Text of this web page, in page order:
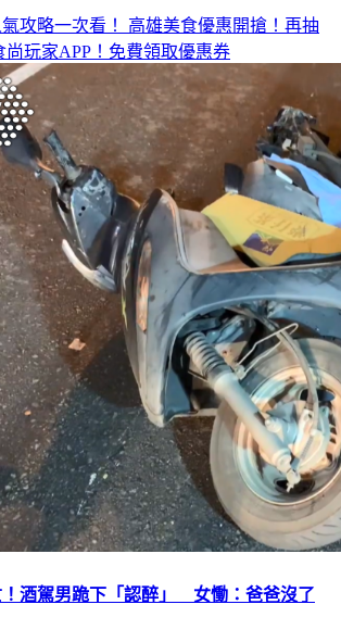
攻略一次看！ 高雄美食優惠開搶！再抽
尚玩家APP！免費領取優惠券
！酒駕男跪下「認醉」 女慟：爸爸沒了